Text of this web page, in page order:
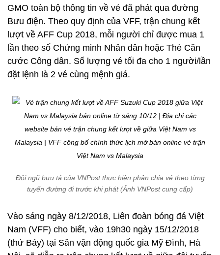
GMO toàn bộ thông tin về vé đã phát qua đường
Bưu điện. Theo quy định của VFF, trận chung kết
lượt về AFF Cup 2018, mỗi người chỉ được mua 1
lần theo số Chứng minh Nhân dân hoặc Thẻ Căn
cước Công dân. Số lượng vé tối đa cho 1 người/lần
đặt lệnh là 2 vé cùng mệnh giá.
Đội ngũ bưu tá của VNPost thực hiện phân chia vé theo từng
tuyến đường đi trước khi phát (Ảnh VNPost cung cấp)
Vào sáng ngày 8/12/2018, Liên đoàn bóng đá Việt
Nam (VFF) cho biết, vào 19h30 ngày 15/12/2018
(thứ Bảy) tại Sân vận động quốc gia Mỹ Đình, Hà